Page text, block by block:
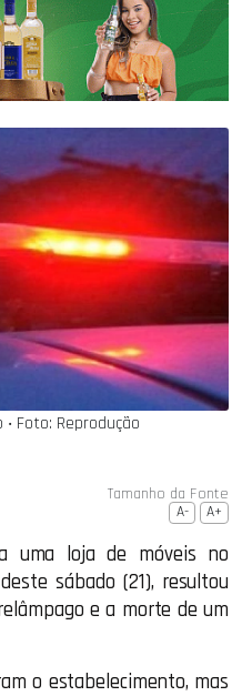
Foto: Reprodução
Tamanho da Fonte
A- A+
uma loja de móveis no
sábado (21), resultou
e a morte de um
o estabelecimento, mas